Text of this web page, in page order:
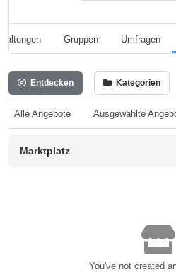
Gruppen Umfragen
Entdecken Kategorien
Alle Angebote Ausgewählte
Marktplatz
You've not created